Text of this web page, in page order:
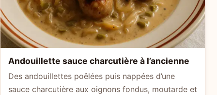
Andouillette sauce charcutière à l’ancienne
Des andouillettes poêlées puis nappées d’une
sauce charcutière aux oignons fondus, moutarde et